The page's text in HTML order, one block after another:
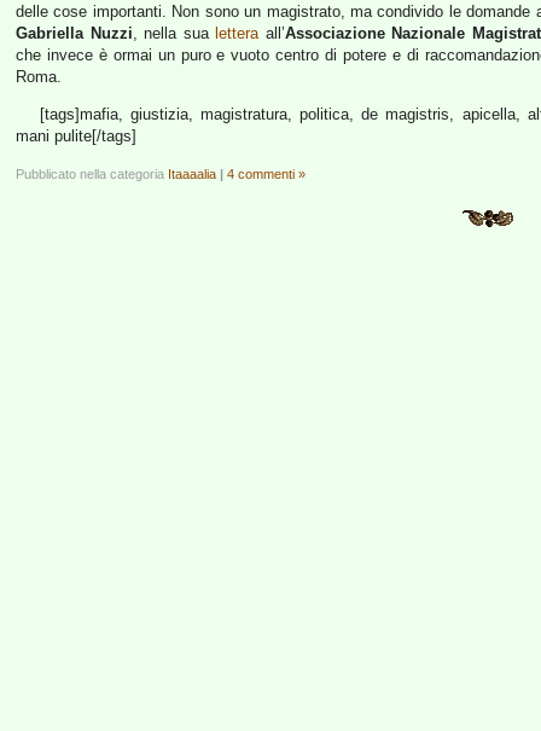
delle cose importanti. Non sono un magistrato, ma condivido le
Gabriella Nuzzi, nella sua letteraall’Associazione Nazionale
che invece è ormai un puro e vuoto centro di potere e di
Roma.
[tags]mafia, giustizia, magistratura, politica, de magistris, apicella,
mani pulite[/tags]
Pubblicato nella categoria Itaaaalia | 4 commenti »